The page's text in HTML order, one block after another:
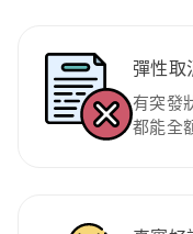
彈性取
有突發
都能全